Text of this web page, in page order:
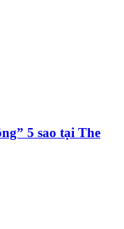
5 sao tại The